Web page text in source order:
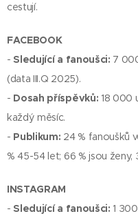
cestují.
FACEBOOK
-Sledující a fanoušci: 7
(data III.Q 2025).
- Dosah příspěvků: 18 000
každý měsíc.
- Publikum: 24 % fanoušků
% 45-54 let; 66 % jsou ženy,
INSTAGRAM
-Sledující a fanoušci: 1